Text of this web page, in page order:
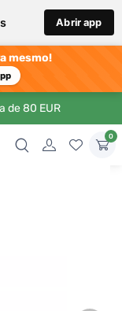
Abrir app
mesmo!
de 80 EUR
0